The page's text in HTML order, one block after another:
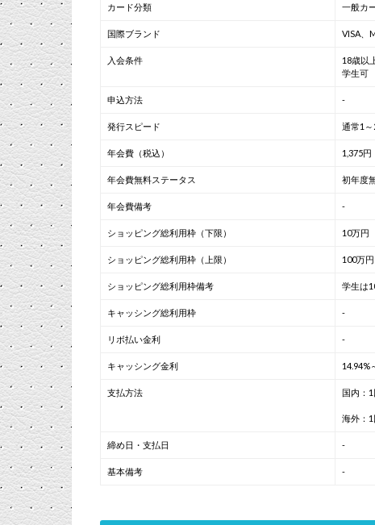
カード分類 一般カ
国際ブランド VISA
入会条件
18歳以
学生可
申込方法 -
発行スピード 通常1
年会費（税込） 1,375円
年会費無料ステータス 初年度
年会費備考 -
ショッピング総利用枠（下限） 10万円
ショッピング総利用枠（上限） 100万円
ショッピング総利用枠備考 学生は
キャッシング総利用枠 -
リボ払い金利 -
キャッシング金利 14.94%
支払方法 国内：
海外：
締め日・支払日 -
基本備考 -